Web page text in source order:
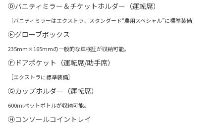
Ⓓバニティミラー＆チケットホルダー（運転席）
［バニティミラーはエクストラ、スタンダード“農用スペシャル”に標準装備］
Ⓔグローブボックス
235mm×165mmの一般的な車検証が収納可能。
Ⓕドアポケット（運転席/助手席）
［エクストラに標準装備］
Ⓖカップホルダー（運転席）
600mlペットボトルが収納可能。
Ⓗコンソールコイントレイ